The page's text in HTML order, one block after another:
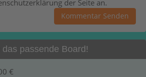
der Seite an.
das passende Board!
€